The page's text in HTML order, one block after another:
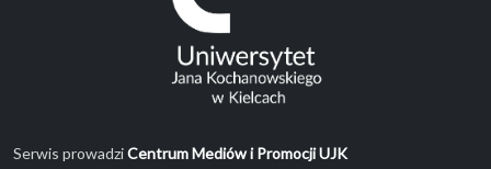
Serwis prowadziCentrum Mediów i Promocji UJK